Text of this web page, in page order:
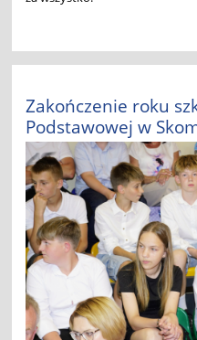
Zakończenie roku
Podstawowej w